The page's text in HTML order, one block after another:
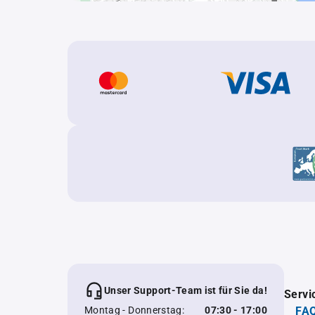
Unser Support-Team ist für Sie da!
Montag - Donnerstag:
07:30 - 17:00